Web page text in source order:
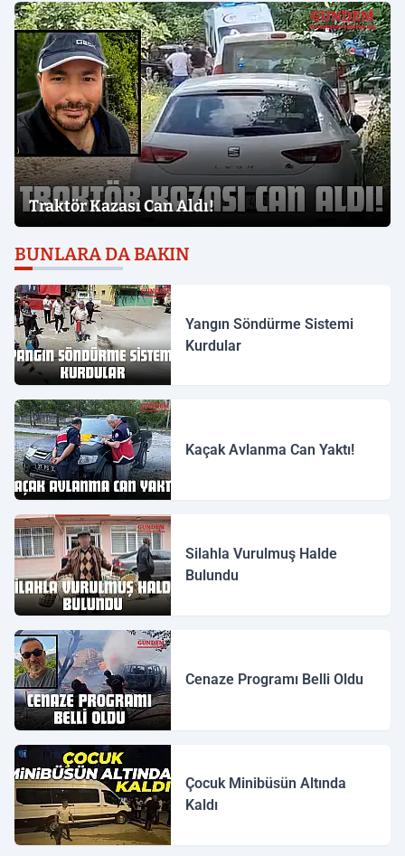
Traktör Kazası Can Aldı!
BUNLARA DA BAKIN
Yangın Söndürme Sistemi
Kurdular
Kaçak Avlanma Can Yaktı!
Silahla Vurulmuş Halde
Bulundu
Cenaze Programı Belli Oldu
Çocuk Minibüsün Altında
Kaldı